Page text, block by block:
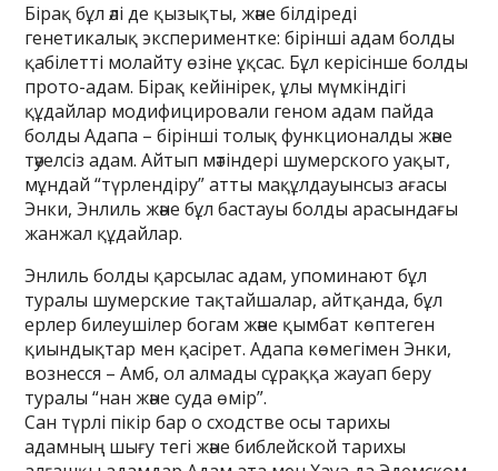
Бірақ бұл әлі де қызықты, және білдіреді
генетикалық экспериментке: бірінші адам болды
қабілетті молайту өзіне ұқсас. Бұл керісінше болды
прото-адам. Бірақ кейінірек, ұлы мүмкіндігі
құдайлар модифицировали геном адам пайда
болды Адапа – бірінші толық функционалды және
тәуелсіз адам. Айтып мәтіндері шумерского уақыт,
мұндай “түрлендіру” атты мақұлдауынсыз ағасы
Энки, Энлиль және бұл бастауы болды арасындағы
жанжал құдайлар.
Энлиль болды қарсылас адам, упоминают бұл
туралы шумерские тақтайшалар, айтқанда, бұл
ерлер билеушілер богам және қымбат көптеген
қиындықтар мен қасірет. Адапа көмегімен Энки,
вознесся – Амб, ол алмады сұраққа жауап беру
туралы “нан және суда өмір”.
Сан түрлі пікір бар о сходстве осы тарихы
адамның шығу тегі және библейской тарихы